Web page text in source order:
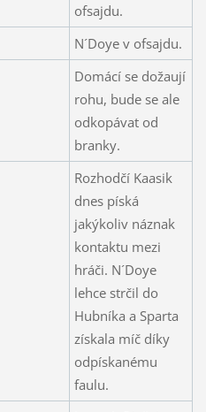
ofsajdu.
N´Doye v ofsajdu.
Domácí se dožaují
rohu, bude se ale
odkopávat od
branky.
Rozhodčí Kaasik
dnes píská
jakýkoliv náznak
kontaktu mezi
hráči. N´Doye
lehce strčil do
Hubníka a Sparta
získala míč díky
odpískanému
faulu.